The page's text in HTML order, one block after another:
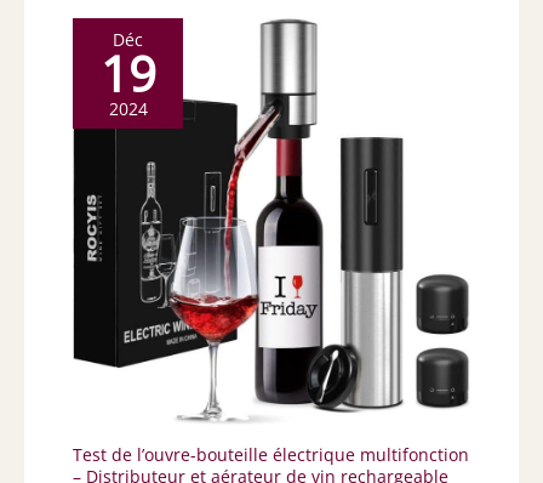
Déc
19
2024
Test de l’ouvre-bouteille électrique multifonction
– Distributeur et aérateur de vin rechargeable